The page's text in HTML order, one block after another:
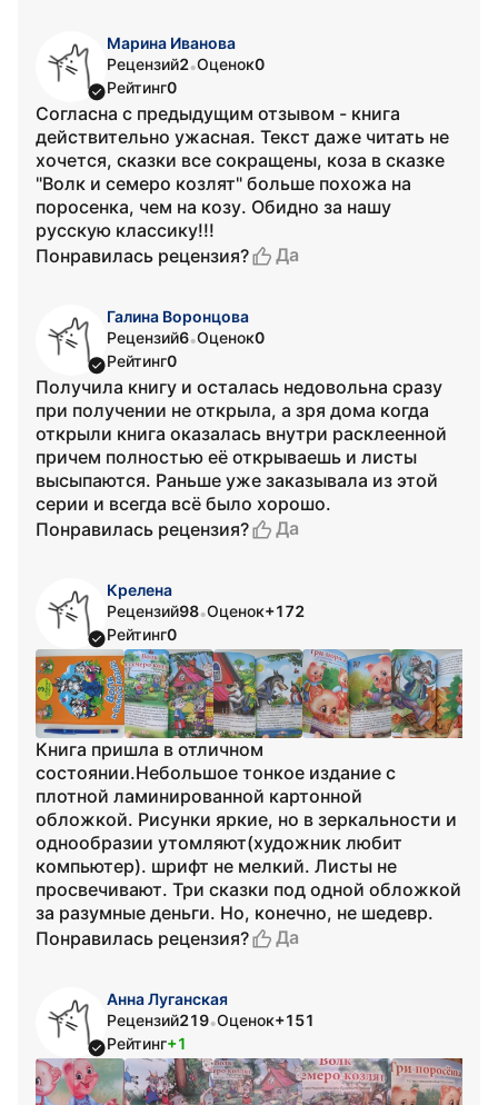
Марина Иванова
Рецензий2•Оценок0
Рейтинг0
Согласна с предыдущим отзывом - книга
действительно ужасная. Текст даже читать не
хочется, сказки все сокращены, коза в сказке
"Волк и семеро козлят" больше похожа на
поросенка, чем на козу. Обидно за нашу
русскую классику!!!
Понравилась рецензия?
Да
Галина Воронцова
Рецензий6•Оценок0
Рейтинг0
Получила книгу и осталась недовольна сразу
при получении не открыла, а зря дома когда
открыли книга оказалась внутри расклеенной
причем полностью её открываешь и листы
высыпаются. Раньше уже заказывала из этой
серии и всегда всё было хорошо.
Понравилась рецензия?
Да
Крелена
Рецензий98•Оценок+172
Рейтинг0
Книга пришла в отличном
состоянии.Небольшое тонкое издание с
плотной ламинированной картонной
обложкой. Рисунки яркие, но в зеркальности и
однообразии утомляют(художник любит
компьютер). шрифт не мелкий. Листы не
просвечивают. Три сказки под одной обложкой
за разумные деньги. Но, конечно, не шедевр.
Понравилась рецензия?
Да
Aнна Луганская
Рецензий219•Оценок+151
Рейтинг+1